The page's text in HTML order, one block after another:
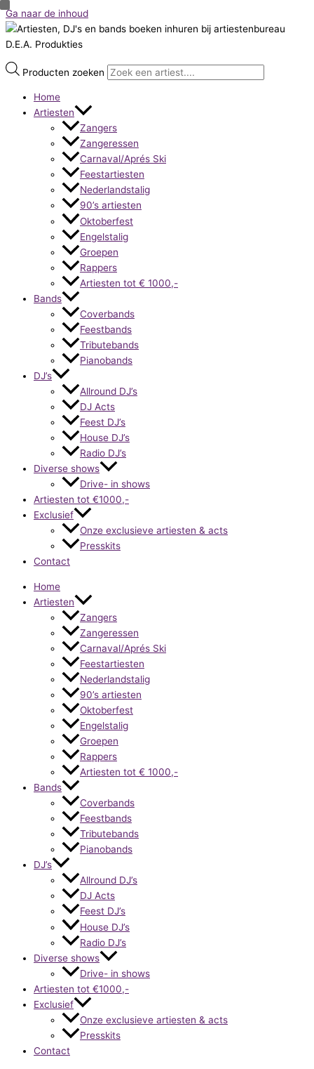
Ga naar de inhoud
Producten zoeken
Home
Artiesten
Zangers
Zangeressen
Carnaval/Aprés Ski
Feestartiesten
Nederlandstalig
90’s artiesten
Oktoberfest
Engelstalig
Groepen
Rappers
Artiesten tot € 1000,-
Bands
Coverbands
Feestbands
Tributebands
Pianobands
DJ’s
Allround DJ’s
DJ Acts
Feest DJ’s
House DJ’s
Radio DJ’s
Diverse shows
Drive- in shows
Artiesten tot €1000,-
Exclusief
Onze exclusieve artiesten & acts
Presskits
Contact
Home
Artiesten
Zangers
Zangeressen
Carnaval/Aprés Ski
Feestartiesten
Nederlandstalig
90’s artiesten
Oktoberfest
Engelstalig
Groepen
Rappers
Artiesten tot € 1000,-
Bands
Coverbands
Feestbands
Tributebands
Pianobands
DJ’s
Allround DJ’s
DJ Acts
Feest DJ’s
House DJ’s
Radio DJ’s
Diverse shows
Drive- in shows
Artiesten tot €1000,-
Exclusief
Onze exclusieve artiesten & acts
Presskits
Contact